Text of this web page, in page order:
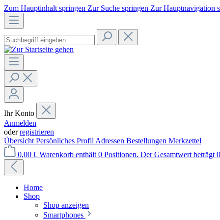
Zum Hauptinhalt springen Zur Suche springen Zur Hauptnavigation
Ihr Konto
Anmelden
oderregistrieren
Übersicht Persönliches Profil Adressen Bestellungen Merkzettel
0,00 € Warenkorb enthält 0 Positionen. Der Gesamtwert beträgt
Home
Shop
Shop anzeigen
Smartphones